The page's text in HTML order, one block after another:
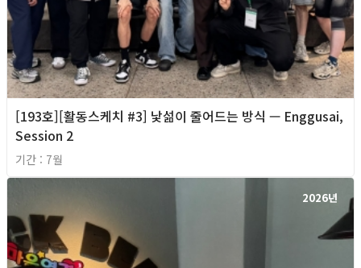
[193호][활동스케치 #3] 낯섦이 줄어드는 방식 — Enggusai,
Session 2
기간 : 7월
2026년